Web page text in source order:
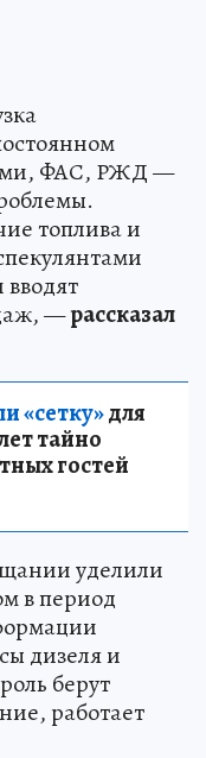
ФАС, РЖД —
топлива и
—рассказал
«сетку»для
тайно
гостей
уделили
в период
дизеля и
берут
работает